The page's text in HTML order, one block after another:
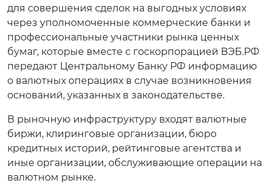
для совершения сделок на выгодных условиях
через уполномоченные коммерческие банки и
профессиональные участники рынка ценных
бумаг, которые вместе с госкорпорацией ВЭБ.РФ
передают Центральному Банку РФ информацию
о валютных операциях в случае возникновения
оснований, указанных в законодательстве.
В рыночную инфраструктуру входят валютные
биржи, клиринговые организации, бюро
кредитных историй, рейтинговые агентства и
иные организации, обслуживающие операции на
валютном рынке.